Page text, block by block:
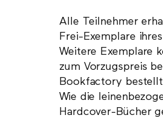
Alle Teilnehmer
Frei-Exemplare
Weitere Exemplare
zum Vorzugspreis
Bookfactory
Wie die
Hardcover-Bücher